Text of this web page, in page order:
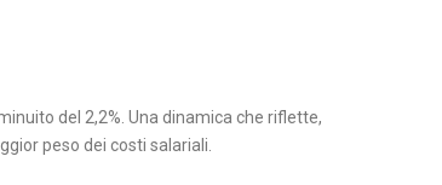
del 2,2%. Una dinamica che riflette,
peso dei costi salariali.